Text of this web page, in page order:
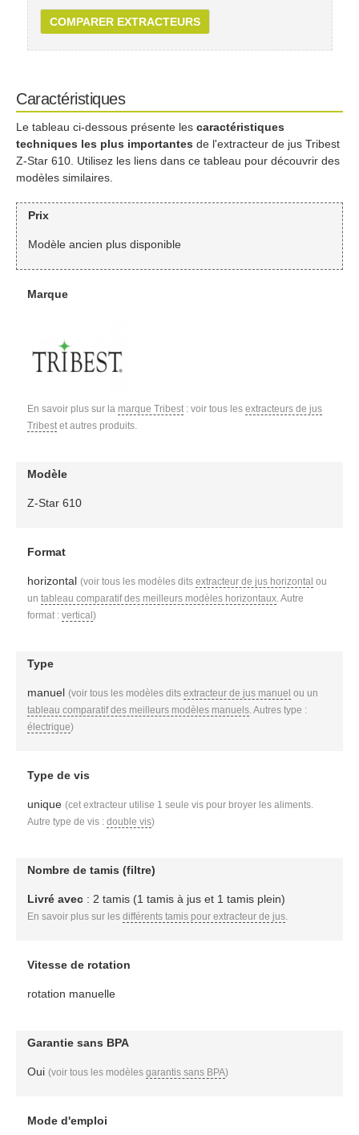
COMPARER EXTRACTEURS
Caractéristiques
Le tableau ci-dessous présente les caractéristiques
techniques les plus importantes de l'extracteur de jus Tribest
Z-Star 610. Utilisez les liens dans ce tableau pour découvrir des
modèles similaires.
Prix
Modèle ancien plus disponible
Marque
En savoir plus sur la marque Tribest: voir tous les extracteurs de jus
Tribestet autres produits.
Modèle
Z-Star 610
Format
horizontal (voir tous les modèles dits extracteur de jus horizontal ou
un tableau comparatif des meilleurs modèles horizontaux. Autre
format : vertical )
Type
manuel (voir tous les modèles dits extracteur de jus manuel ou un
tableau comparatif des meilleurs modèles manuels. Autres type :
électrique)
Type de vis
unique (cet extracteur utilise 1 seule vis pour broyer les aliments.
Autre type de vis : double vis)
Nombre de tamis (filtre)
Livré avec: 2 tamis (1 tamis à jus et 1 tamis plein)
En savoir plus sur les différents tamis pour extracteur de jus.
Vitesse de rotation
rotation manuelle
Garantie sans BPA
Oui (voir tous les modèles garantis sans BPA)
Mode d'emploi